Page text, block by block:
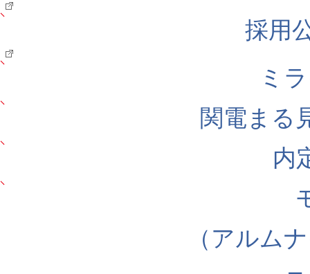
採用
ミ
関電まる
内
（アルム